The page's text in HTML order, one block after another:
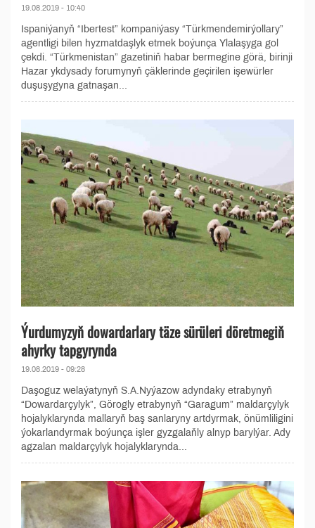
19.08.2019 - 10:40
Ispaniýanyň “Ibertest” kompaniýasy “Türkmendemirýollary”
agentligi bilen hyzmatdaşlyk etmek boýunça Ylalaşyga gol
çekdi. “Türkmenistan” gazetiniň habar bermegine görä, birinji
Hazar ykdysady forumynyň çäklerinde geçirilen işewürler
duşuşygyna gatnaşan...
Ýurdumyzyň dowardarlary täze sürüleri döretmegiň
ahyrky tapgyrynda
19.08.2019 - 09:28
Daşoguz welaýatynyň S.A.Nyýazow adyndaky etrabynyň
“Dowardarçylyk”, Görogly etrabynyň “Garagum” maldarçylyk
hojalyklarynda mallaryň baş sanlaryny artdyrmak, önümliligini
ýokarlandyrmak boýunça işler gyzgalaňly alnyp barylýar. Ady
agzalan maldarçylyk hojalyklarynda...